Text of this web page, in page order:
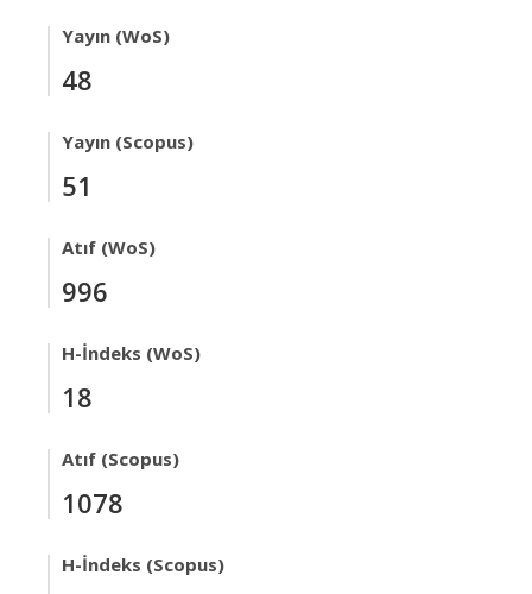
Yayın (WoS)
48
Yayın (Scopus)
51
Atıf (WoS)
996
H-İndeks (WoS)
18
Atıf (Scopus)
1078
H-İndeks (Scopus)